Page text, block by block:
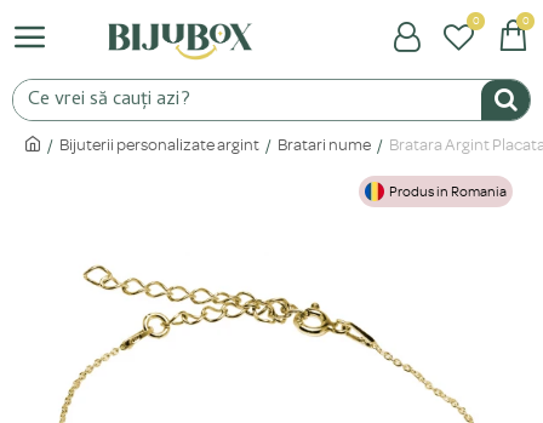
0 0
Bijuterii personalizate argint Bratari nume Bratara Argint
Produs in Romania